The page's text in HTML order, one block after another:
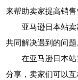
来帮助卖家提高销
亚马逊日本站
共同解决遇到的问
在亚马逊日本
分享，卖家们可以